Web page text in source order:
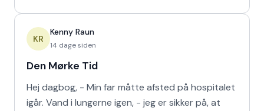
KR
Kenny Raun
14 dage siden
Den Mørke Tid
Hej dagbog, - Min far måtte afsted på hospitalet
igår. Vand i lungerne igen, - jeg er sikker på, at